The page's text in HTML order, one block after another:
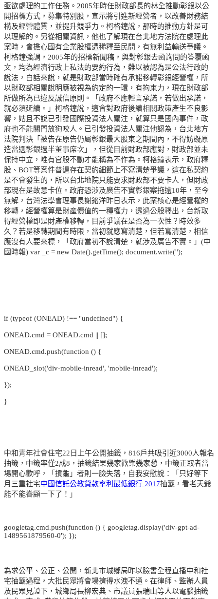
亟欲處理的工作任務。2005年時任財政部長的林全推動彰銀以公
開招標方式，募集特別股，宣示將引進新經營者，以改善財務結
構及經營體質，並提升競爭力。柯格鐘說，那時的推動方針是可
以理解的。另從相關資訊，他也了解現在台北地方法院在處理此
案時，會擔心國有企業股權遭稀釋至民間，有無利益輸送爭議。
柯格鐘強調，2005年的招標新聞稿，與對彰銀去函詢問的答覆函
文，均為經濟行政上私法的要約行為，難以被認為是公法行政的
說法，白話來說，就是財政部當時確有承諾移轉彰銀經營權，所
以財政部相關說明應被視為約定的一環，有拘束力，現在財政部
所做所為已違反誠信原則。「政府不應輕言承諾，若做出承諾，
就必須延續。」柯格鐘說，這會對政府後續相關政策產生不良影
響，姑且不說已引發國際投資法人關注，就算只是國內事件，政
府也不能關門放狗咬人。已引發投資法人關注他認為，台北地方
法院判決「被告在原告仍屬彰銀最大股東之期間內，不得妨礙原
造當選彰銀過半董事席次」，但從目前財政部應對，財政部並未
保持中立，唯有官股不動才能稱為不作為。柯格鐘表示，政府釋
股、BOT等案件普遍存在契約細節上不寫清楚爭議，這在私契約
是不會發生的，所以台北地院只能要求財政部不要卡人，但財政
部現在是故意卡位。政府恐涉及廣告不實彰銀案拖逾10年，至今
無解，台灣法學會理事長謝銘洋昨日表示，此案核心是經營權的
移轉，經營權算是財產價值的一種權力，透過公股釋出，台新取
得經營權即是財產權移轉，目前爭議在是否為一次性？時效多
久？若是移轉期間有時限，當初就應寫清楚，但若寫清楚，相信
應沒有人要來標，「政府當初不說清楚，就涉及廣告不實。」(中
國時報) var _c = new Date().getTime(); document.write('');
if (typeof (ONEAD) !== "undefined") {
ONEAD.cmd = ONEAD.cmd || [];
ONEAD.cmd.push(function () {
ONEAD_slot('div-mobile-inread', 'mobile-inread');
});
}
中和青年社會住宅22日上午公開抽籤，816戶共吸引近3000人報名
抽籤，中籤率僅2成8，抽籤結果幾家歡樂幾家愁，中籤正取者當
場開心歡呼，「摃龜」者則一臉失落，自我安慰說：「只好等下
月三重社宅中國信託公教貸款率利最低銀行 2017抽籤，看老天爺
能不能眷顧一下了！」
googletag.cmd.push(function () { googletag.display('div-gpt-ad-
1489561879560-0'); });
為求公平、公正、公開，新北市城鄉局昨以臉書全程直播中和社
宅抽籤過程，大批民眾將會場擠得水洩不通。在律師、監辦人員
及民眾見證下，城鄉局長柳宏典、市議員張瑞山等人以電腦抽籤